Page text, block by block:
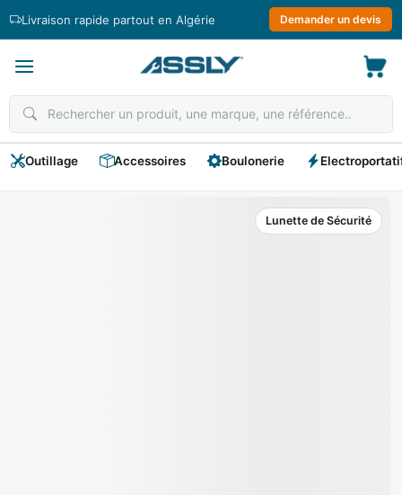
Livraison rapide partout en Algérie Demander un devis
Outillage Accessoires Boulonerie
Lunette de Sécurité